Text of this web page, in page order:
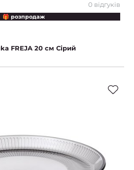
0 відгуків
🎁 розпродаж
FREJA 20 см Сірий